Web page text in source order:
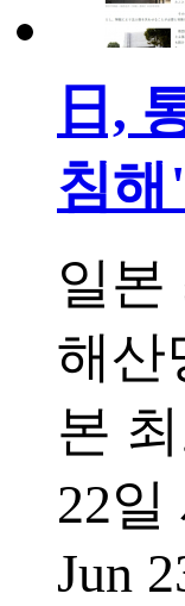
日,
침해
일본
해산
본
22
Jun